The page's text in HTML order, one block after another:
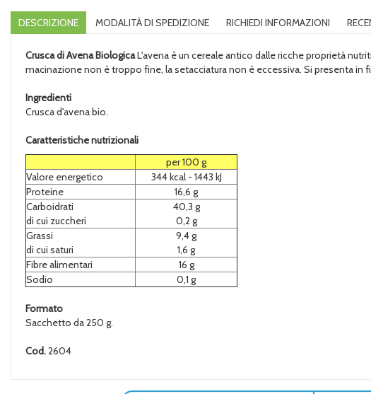
DESCRIZIONE MODALITÀ DI SPEDIZIONE RICHIEDI INFORMAZIONI
Crusca di Avena BiologicaL'avena è un cereale antico dalle ricche proprietà
macinazione non è troppo fine, la setacciatura non è eccessiva. Si presenta in
Ingredienti
Crusca d'avena bio.
Caratteristiche nutrizionali
per 100 g
Valore energetico
344 kcal - 1443 kJ
Proteine
16,6 g
Carboidrati
di cui zuccheri
40,3 g
0,2 g
Grassi
di cui saturi
9,4 g
1,6 g
Fibre alimentari
16 g
Sodio
0,1 g
Formato
Sacchetto da 250 g.
Cod.2604